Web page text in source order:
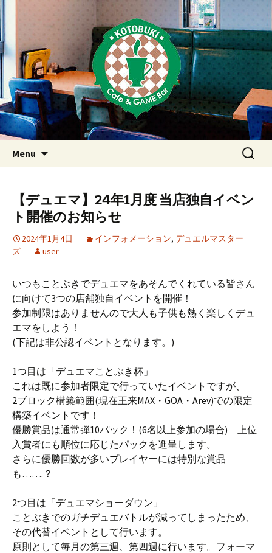
東京・西荻窪・上井草・上石神
井のカフェ＆ゲームバーこと
ぶき
Just another WordPress site
Menu
検
索:
【デュエマ】24年1月度 当店独自イベン
ト開催のお知らせ
2024年1月4日 インフォメーション, デュエルマスター
ズ
user
いつもことぶきでデュエマをあそんでくれている皆さん
に向けて3つの店舗独自イベントを開催！
参加制限はありませんので大人も子供も熱く楽しくデュ
エマをしよう！
(下記は非公認イベントとなります。)
1つ目は「デュエマことぶき杯」
これは既に参加者限定で行っていたイベントですが、
2ブロック構築範囲(現在王来MAX・GOA・Arev)での限定
構築イベントです！
優勝賞品は通常弾10パック！(6名以上参加の場合) 上位
入賞者にも順位に応じたパックを進呈します。
さらに優勝回数が多いプレイヤーには特別な賞品
も…….？
2つ目は「デュエマショーダウン」
ことぶきでのガチデュエバトルが減ってしまったため、
その代替イベントとして行います。
原則として毎月の第三週、第四週に行います。フォーマ